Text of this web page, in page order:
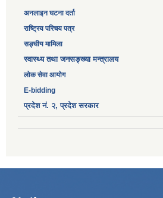
अनलाइन घटना दर्ता
‎राष्ट्रिय परिचय पत्र
सङ्‍घीय मामिला
स्वास्थ्य तथा जनसङ्ख्या मन्त्रालय
लोक सेवा आयोग
E-bidding
प्रदेश नं. २, प्रदेश सरकार